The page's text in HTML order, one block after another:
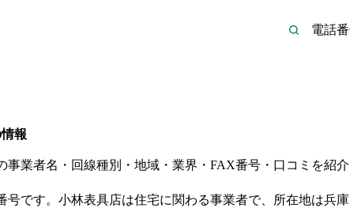
報
事業者名・回線種別・地域・業界・FAX番号・口コミを紹介
号です。 小林表具店は住宅に関わる事業者で、所在地は兵庫